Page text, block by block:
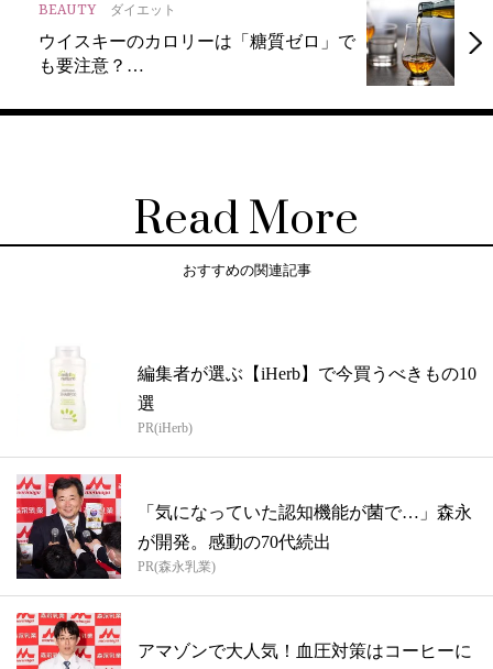
BEAUTY ダイエット
ウイスキーのカロリーは「糖質ゼロ」で
も要注意？…
Read More
おすすめの関連記事
編集者が選ぶ【iHerb】で今買うべきもの10
選
PR(iHerb)
「気になっていた認知機能が菌で…」森永
が開発。感動の70代続出
PR(森永乳業)
アマゾンで大人気！血圧対策はコーヒーに